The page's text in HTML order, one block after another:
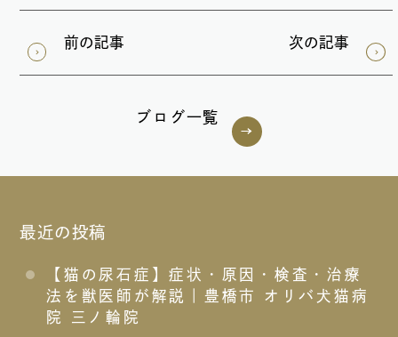
前の記事 次の記事
ブログ一覧
最近の投稿
【猫の尿石症】症状・原因・検査・治療
法を獣医師が解説｜豊橋市 オリバ犬猫病
院 三ノ輪院